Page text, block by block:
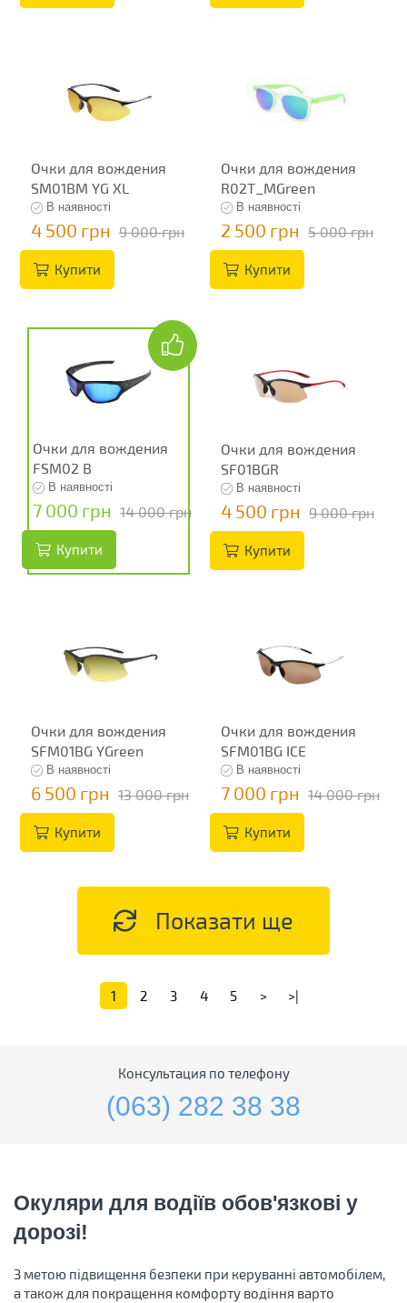
Очки для вождения
SM01BM YG XL
В наявності
4 500 грн 9 000 грн
Купити
Очки для вождения
R02T_MGreen
В наявності
2 500 грн 5 000 грн
Купити
Очки для вождения
FSM02 B
В наявності
7 000 грн 14 000 грн
Купити
Очки для вождения
SF01BGR
В наявності
4 500 грн 9 000 грн
Купити
Очки для вождения
SFM01BG YGreen
В наявності
6 500 грн 13 000 грн
Купити
Очки для вождения
SFM01BG ICE
В наявності
7 000 грн 14 000 грн
Купити
Показати ще
1 2 3 4 5 > >|
Консультация по телефону
(063) 282 38 38
Окуляри для водіїв обов'язкові у
дорозі!
З метою підвищення безпеки при керуванні автомобілем,
а також для покращення комфорту водіння варто